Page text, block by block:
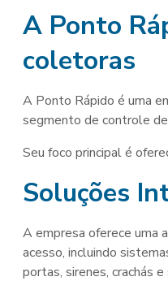
A Ponto
coletoras
A Ponto Rápido é uma
segmento de controle
Seu foco principal é
Soluções
A empresa oferece uma
acesso, incluindo
portas, sirenes, crachás